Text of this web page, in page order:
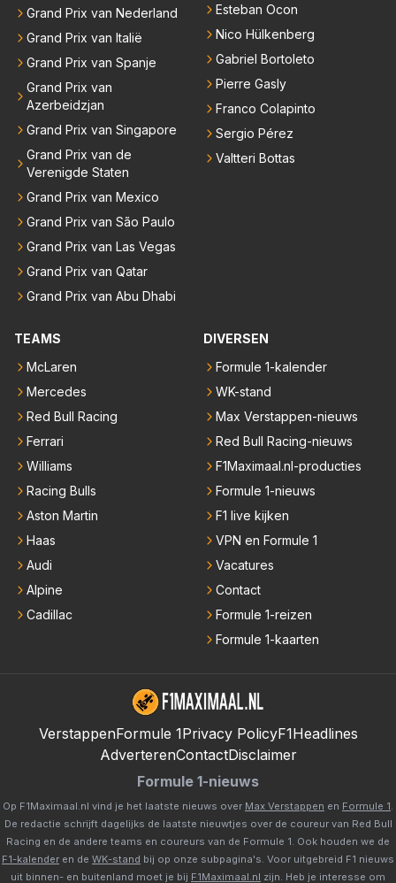
Grand Prix van Nederland
Grand Prix van Italië
Grand Prix van Spanje
Grand Prix van
Azerbeidzjan
Grand Prix van Singapore
Grand Prix van de
Verenigde Staten
Grand Prix van Mexico
Grand Prix van São Paulo
Grand Prix van Las Vegas
Grand Prix van Qatar
Grand Prix van Abu Dhabi
Esteban Ocon
Nico Hülkenberg
Gabriel Bortoleto
Pierre Gasly
Franco Colapinto
Sergio Pérez
Valtteri Bottas
TEAMS
McLaren
Mercedes
Red Bull Racing
Ferrari
Williams
Racing Bulls
Aston Martin
Haas
Audi
Alpine
Cadillac
DIVERSEN
Formule 1-kalender
WK-stand
Max Verstappen-nieuws
Red Bull Racing-nieuws
F1Maximaal.nl-producties
Formule 1-nieuws
F1 live kijken
VPN en Formule 1
Vacatures
Contact
Formule 1-reizen
Formule 1-kaarten
VerstappenFormule 1Privacy PolicyF1Headlines
AdverterenContactDisclaimer
Formule 1-nieuws
Op F1Maximaal.nl vind je het laatste nieuws over Max Verstappen en Formule 1.
De redactie schrijft dagelijks de laatste nieuwtjes over de coureur van Red Bull
Racing en de andere teams en coureurs van de Formule 1. Ook houden we de
F1-kalender en de WK-stand bij op onze subpagina's. Voor uitgebreid F1 nieuws
uit binnen- en buitenland moet je bij F1Maximaal.nl zijn. Heb je interesse om